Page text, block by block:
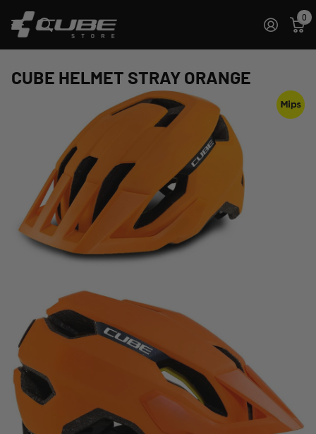
0
CUBE HELMET STRAY ORANGE